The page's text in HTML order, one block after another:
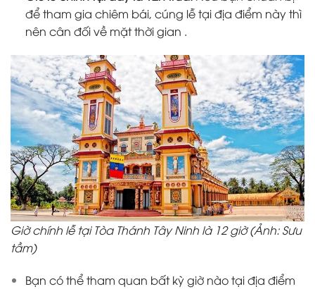
để tham gia chiêm bái, cúng lễ tại địa điểm này thì
nên cân đối về mặt thời gian .
Giờ chính lễ tại Tòa Thánh Tây Ninh là 12 giờ (Ảnh: Sưu
tầm)
Bạn có thể tham quan bất kỳ giờ nào tại địa điểm